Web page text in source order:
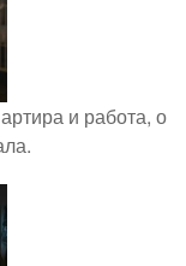
и работа, о